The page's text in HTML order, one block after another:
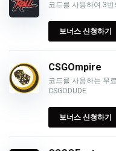
코드를 사용하여 3
보너스 신청하기
CSGOmpire
코드를 사용하는 무
CSGODUDE
보너스 신청하기